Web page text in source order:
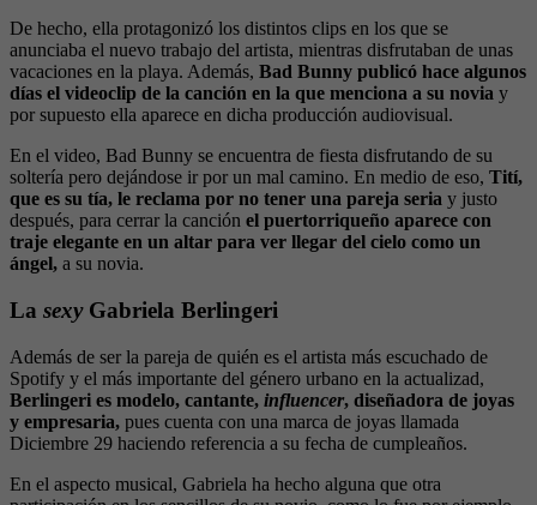
De hecho, ella protagonizó los distintos clips en los que se
anunciaba el nuevo trabajo del artista, mientras disfrutaban de unas
vacaciones en la playa. Además, Bad Bunny publicó hace algunos
días el videoclip de la canción en la que menciona a su novia y
por supuesto ella aparece en dicha producción audiovisual.
En el video, Bad Bunny se encuentra de fiesta disfrutando de su
soltería pero dejándose ir por un mal camino. En medio de eso, Tití,
que es su tía, le reclama por no tener una pareja seria y justo
después, para cerrar la canción el puertorriqueño aparece con
traje elegante en un altar para ver llegar del cielo como un
ángel, a su novia.
La sexyGabriela Berlingeri
Además de ser la pareja de quién es el artista más escuchado de
Spotify y el más importante del género urbano en la actualizad,
Berlingeri es modelo, cantante, influencer, diseñadora de joyas
y empresaria, pues cuenta con una marca de joyas llamada
Diciembre 29 haciendo referencia a su fecha de cumpleaños.
En el aspecto musical, Gabriela ha hecho alguna que otra